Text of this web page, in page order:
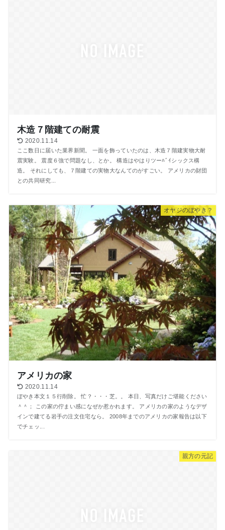
木造７階建ての耐震
2020.11.14
ここ数日に届いた業界新聞。 一面を飾っていたのは、木造７階建実物大耐
震実験。 震度６強で問題なし、とか。 構造はやはりツーﾊﾞｲシックス構
造。 それにしても、７階建ての実物大なんてのがすごい。 アメリカの財団
との共同研究...
オヤジのぼやき？
アメリカの家
2020.11.14
ぼやき本文１５行削除。 忙？・・・芝。。 本日、写真だけご堪能ください
＾＾； この家の佇まい感になぜか惹かれます。 アメリカの家のようなデザ
インで建てる岩手の注文住宅なら。 2008年までのアメリカの家報告は以下
でチェッ...
親方の元記